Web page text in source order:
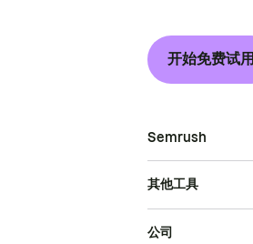
开始免费试用
Semrush
其他工具
公司